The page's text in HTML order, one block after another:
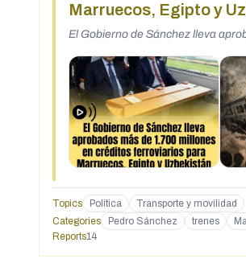
Marruecos, Egipto y
El Gobierno de Sánchez lleva
Topics Política Transporte y movilidad
Categories
Pedro Sánchez trenes
Reports14